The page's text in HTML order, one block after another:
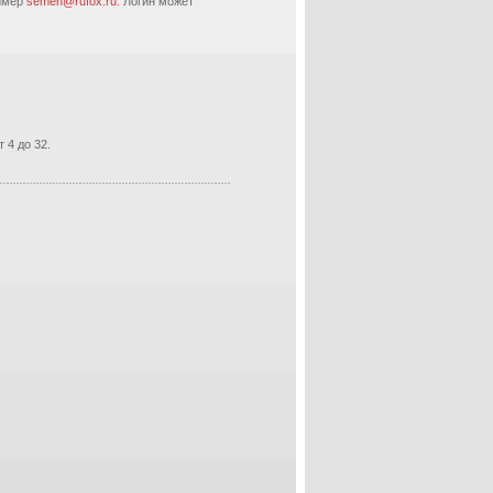
4 до 32.